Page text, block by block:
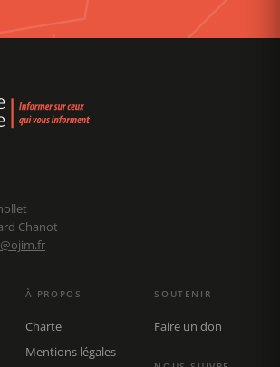
Chanot
À PROPOS
Charte
Mentions légales
SOUTENIR
Faire un don